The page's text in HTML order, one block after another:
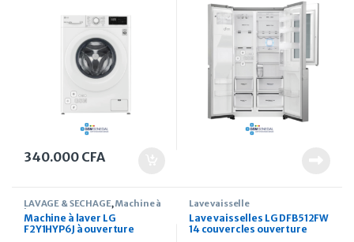
340.000 CFA
glaçon intégré
LAVAGE & SECHAGE,Machine à
laver
Machine à laver LG
F2Y1HYP6J à ouverture
Lave vaisselle
Lave vaisselles LG DFB512FW
14 couvercles ouverture